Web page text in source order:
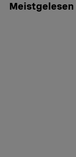
Meistgelesen